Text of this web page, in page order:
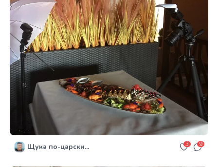
Щука по-царски... 3 9